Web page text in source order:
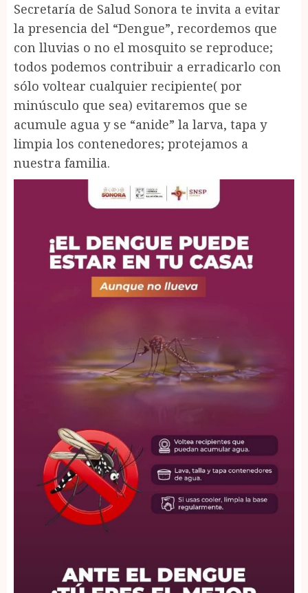
Secretaría de Salud Sonora te invita a evitar
la presencia del “Dengue”, recordemos que
con lluvias o no el mosquito se reproduce;
todos podemos contribuir a erradicarlo con
sólo voltear cualquier recipiente( por
minúsculo que sea) evitaremos que se
acumule agua y se “anide” la larva, tapa y
limpia los contenedores; protejamos a
nuestra familia.